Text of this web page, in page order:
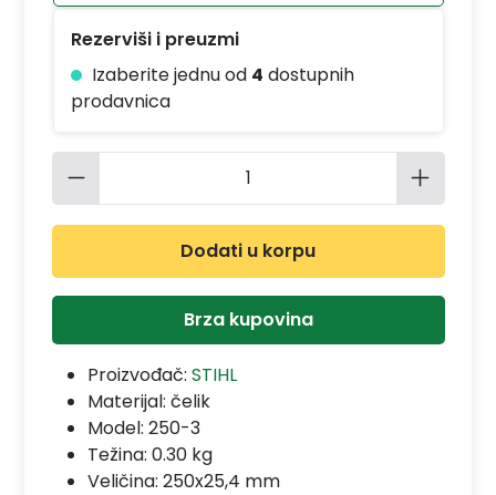
Rezerviši i preuzmi
Izaberite jednu od 4 dostupnih
prodavnica
Količina proizvoda: Unesite
Dodati u korpu
Brza kupovina
Proizvođač: STIHL
Materijal: čelik
Model: 250-3
Težina: 0.30 kg
Veličina: 250x25,4 mm